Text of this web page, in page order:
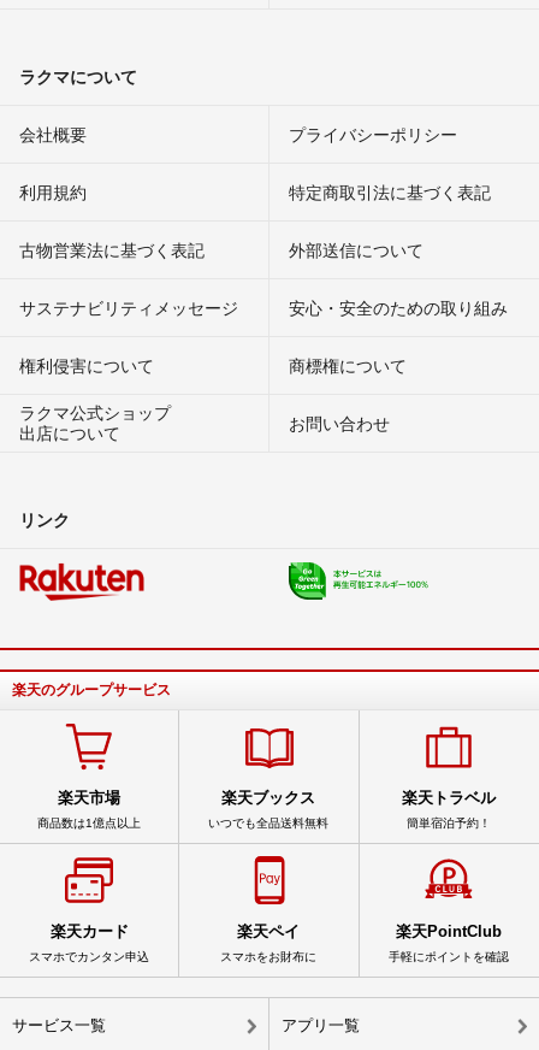
ラクマについて
会社概要 プライバシーポリシー
利用規約 特定商取引法に基づく表記
古物営業法に基づく表記 外部送信について
サステナビリティメッセージ 安心・安全のための取り組み
権利侵害について
商標権について
ラクマ公式ショップ
出店について
お問い合わせ
リンク
楽天のグループサービス
楽天市場
商品数は1億点以上
楽天ブックス
いつでも全品送料無料
楽天トラベル
簡単宿泊予約！
楽天カード
スマホでカンタン申込
楽天ペイ
スマホをお財布に
楽天PointClub
手軽にポイントを確認
サービス一覧 アプリ一覧